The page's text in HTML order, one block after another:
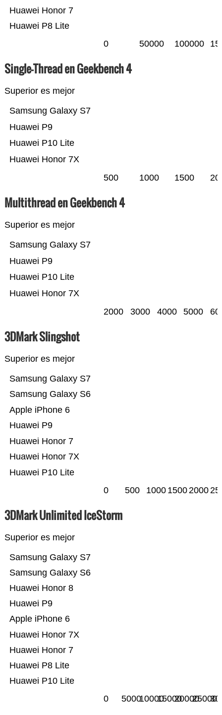
Huawei P8 Lite
Huawei Honor 7
0 50000 100000
Single-Thread en Geekbench 4
Superior es mejor
Huawei Honor 7X
Huawei P10 Lite
Huawei P9
Samsung Galaxy S7
500 1000 1500
Multithread en Geekbench 4
Superior es mejor
Huawei Honor 7X
Huawei P10 Lite
Huawei P9
Samsung Galaxy S7
2000 3000 4000 5000
3DMark Slingshot
Superior es mejor
Huawei P10 Lite
Huawei Honor 7X
Huawei Honor 7
Huawei P9
Apple iPhone 6
Samsung Galaxy S6
Samsung Galaxy S7
0 500 1000 15002000
3DMark Unlimited IceStorm
Superior es mejor
Huawei P10 Lite
Huawei P8 Lite
Huawei Honor 7
Huawei Honor 7X
Apple iPhone 6
Huawei P9
Huawei Honor 8
Samsung Galaxy S6
Samsung Galaxy S7
0 500010000150002000025000